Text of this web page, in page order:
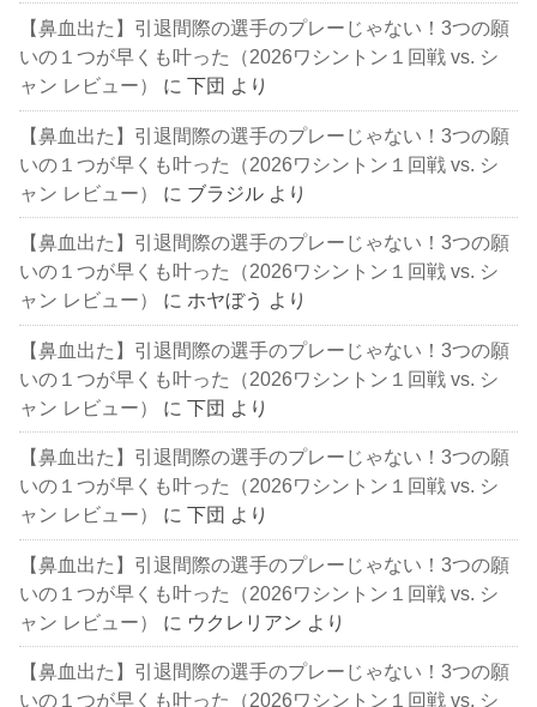
【鼻血出た】引退間際の選手のプレーじゃない！3つの願
いの１つが早くも叶った（2026ワシントン１回戦 vs. シ
ャン レビュー）
に下団 より
【鼻血出た】引退間際の選手のプレーじゃない！3つの願
いの１つが早くも叶った（2026ワシントン１回戦 vs. シ
ャン レビュー）
に ブラジル より
【鼻血出た】引退間際の選手のプレーじゃない！3つの願
いの１つが早くも叶った（2026ワシントン１回戦 vs. シ
ャン レビュー）
に ホヤぼう より
【鼻血出た】引退間際の選手のプレーじゃない！3つの願
いの１つが早くも叶った（2026ワシントン１回戦 vs. シ
ャン レビュー）
に下団 より
【鼻血出た】引退間際の選手のプレーじゃない！3つの願
いの１つが早くも叶った（2026ワシントン１回戦 vs. シ
ャン レビュー）
に下団 より
【鼻血出た】引退間際の選手のプレーじゃない！3つの願
いの１つが早くも叶った（2026ワシントン１回戦 vs. シ
ャン レビュー）
に ウクレリアン より
【鼻血出た】引退間際の選手のプレーじゃない！3つの願
いの１つが早くも叶った（2026ワシントン１回戦 vs. シ